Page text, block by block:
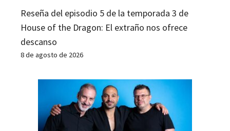
Reseña del episodio 5 de la temporada 3 de
House of the Dragon: El extraño nos ofrece
descanso
8 de agosto de 2026